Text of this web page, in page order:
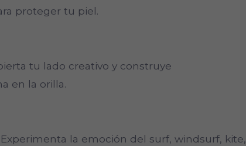
proteger tu piel.
tu lado creativo y construye
en la orilla.
la emoción del surf, windsurf, kite,